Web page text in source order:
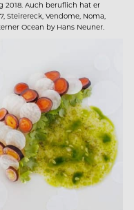
2018. Auch beruflich hat er
Steirereck, Vendome, Noma,
Ocean by Hans Neuner.